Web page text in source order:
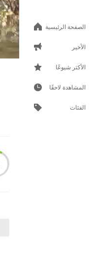
الصفحة الرئيسية
الأخير
الأكثر شيوعًا
المشاهدة لاحقًا
الفئات
360p
480p
720p